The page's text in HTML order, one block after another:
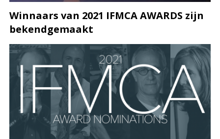
Winnaars van 2021 IFMCA AWARDS zijn
bekendgemaakt